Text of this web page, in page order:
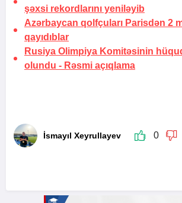
şəxsi rekordlarını yeniləyib
Azərbaycan qolfçuları Parisdən 2
qayıdıblar
Rusiya Olimpiya Komitəsinin
olundu - Rəsmi açıqlama
İsmayıl Xeyrullayev 0